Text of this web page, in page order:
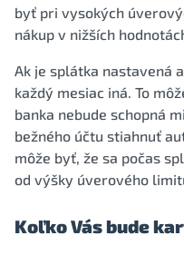
byť pri vysokých
nákup v nižších
Ak je splátka nastavená
každý mesiac iná. To
banka nebude schopná
bežného účtu stiahnuť
môže byť, že sa počas
od výšky úverového
Koľko Vás bude